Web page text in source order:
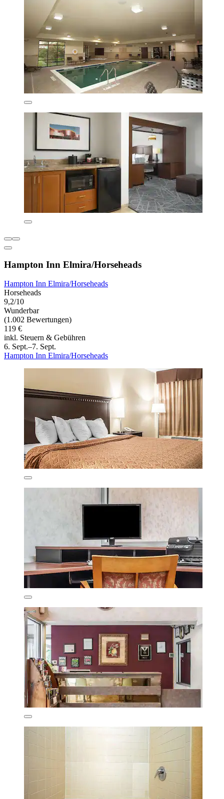
Hampton Inn Elmira/Horseheads
Hampton Inn Elmira/Horseheads
Horseheads
9,2/10
Wunderbar
(1.002 Bewertungen)
119 €
inkl. Steuern & Gebühren
6. Sept.–7. Sept.
Hampton Inn Elmira/Horseheads